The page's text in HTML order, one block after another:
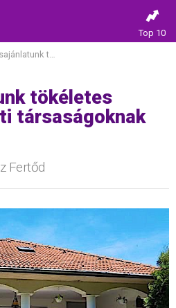
Top 10
választás baráti társaságoknak Fertődön
tökéletes
társaságoknak
Fertőd